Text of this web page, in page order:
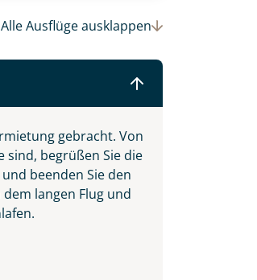
Alle Ausflügeausklappen
gebracht. Von
sind, begrüßen Sie die
beenden Sie den
langen Flug und